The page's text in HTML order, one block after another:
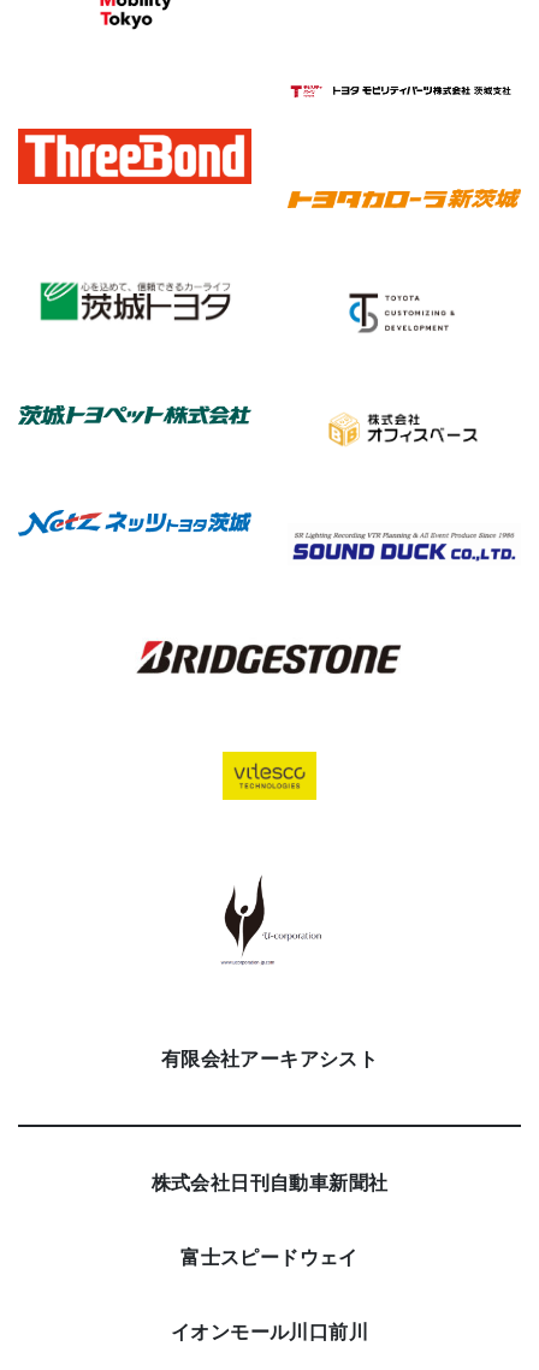
有限会社アーキアシスト
株式会社日刊自動車新聞社
富士スピードウェイ
イオンモール川口前川